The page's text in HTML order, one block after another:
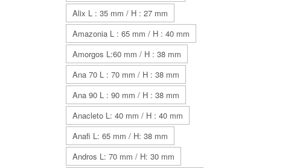
Alix L : 35 mm / H : 27 mm
Amazonia L : 65 mm / H : 40 mm
Amorgos L:60 mm / H : 38 mm
Ana 70 L : 70 mm / H : 38 mm
Ana 90 L : 90 mm / H : 38 mm
Anacleto L: 40 mm / H : 40 mm
Anafi L: 65 mm / H: 38 mm
Andros L: 70 mm / H: 30 mm